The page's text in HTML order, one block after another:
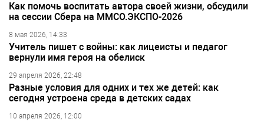
Как помочь воспитать автора своей жизни, обсудили
на сессии Сбера на ММСО.ЭКСПО-2026
8 мая 2026, 14:33
Учитель пишет с войны: как лицеисты и педагог
вернули имя героя на обелиск
29 апреля 2026, 22:48
Разные условия для одних и тех же детей: как
сегодня устроена среда в детских садах
10 апреля 2026, 12:00